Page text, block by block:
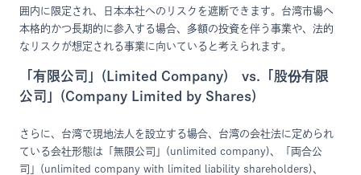
囲内に限定され、日本本社へのリスクを遮断できます。台湾市場へ
本格的かつ長期的に参入する場合、多額の投資を伴う事業や、法的
なリスクが想定される事業に向いていると考えられます。
「有限公司」(Limited Company) vs.「股份有限
公司」(Company Limited by Shares)
さらに、台湾で現地法人を設立する場合、台湾の会社法に定められ
ている会社形態は「無限公司」(unlimited company)、「両合公
司」(unlimited company with limited liability shareholders)、